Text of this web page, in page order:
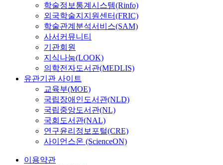
학술정보통계시스템(Rinfo)
외국학술지지원센터(FRIC)
학술관계분석서비스(SAM)
사서커뮤니티
기관회원
지식나눔(LOOK)
의학전자도서관(MEDLIS)
유관기관 사이트
교육부(MOE)
국립장애인도서관(NLD)
국립중앙도서관(NL)
국회도서관(NAL)
연구윤리정보포털(CRE)
사이언스온 (ScienceON)
이용약관